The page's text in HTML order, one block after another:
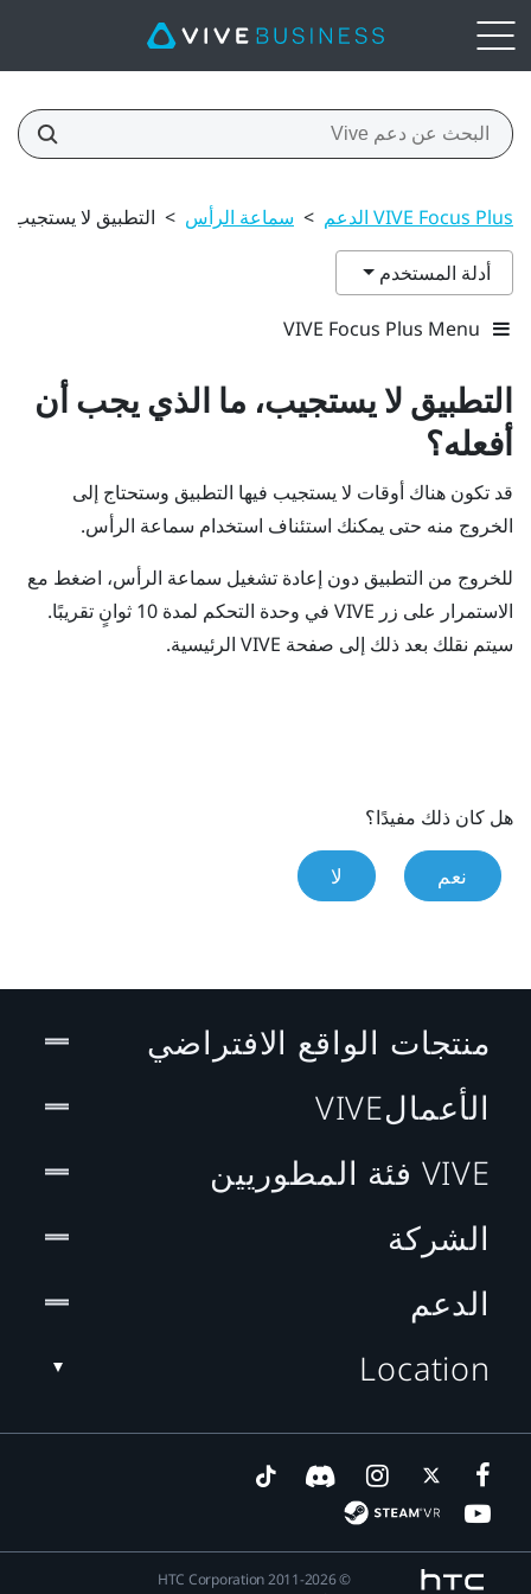
VIVE Focus Plus الدعم > سماعة الرأس > التطبيق لا
أدلة المستخدم
VIVE Focus Plus Menu
التطبيق لا يستجيب، ما الذي يجب أن
أفعله؟
قد تكون هناك أوقات لا يستجيب فيها التطبيق وستحتاج إلى
الخروج منه حتى يمكنك استئناف استخدام سماعة الرأس.
للخروج من التطبيق دون إعادة تشغيل سماعة الرأس، اضغط مع
الاستمرار على زر VIVE في وحدة التحكم لمدة 10 ثوانٍ تقريبًا.
سيتم نقلك بعد ذلك إلى صفحة VIVE الرئيسية.
هل كان ذلك مفيدًا؟
نعم لا
منتجات الواقع الافتراضي
الأعمالVIVE
VIVE فئة المطوريين
الشركة
الدعم
Location
© 2011-2026 HTC Corporation